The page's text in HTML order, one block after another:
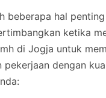
beberapa hal
ketika
di Jogja untuk
pekerjaan dengan